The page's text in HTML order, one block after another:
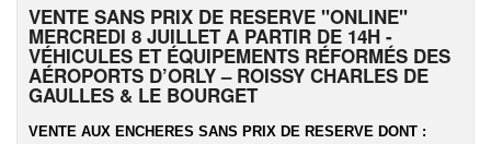
VENTE SANS PRIX DE RESERVE "ONLINE"
MERCREDI 8 JUILLET A PARTIR DE 14H -
VÉHICULES ET ÉQUIPEMENTS RÉFORMÉS DES
AÉROPORTS D’ORLY – ROISSY CHARLES DE
GAULLES & LE BOURGET
VENTE AUX ENCHERES SANS PRIX DE RESERVE DONT :